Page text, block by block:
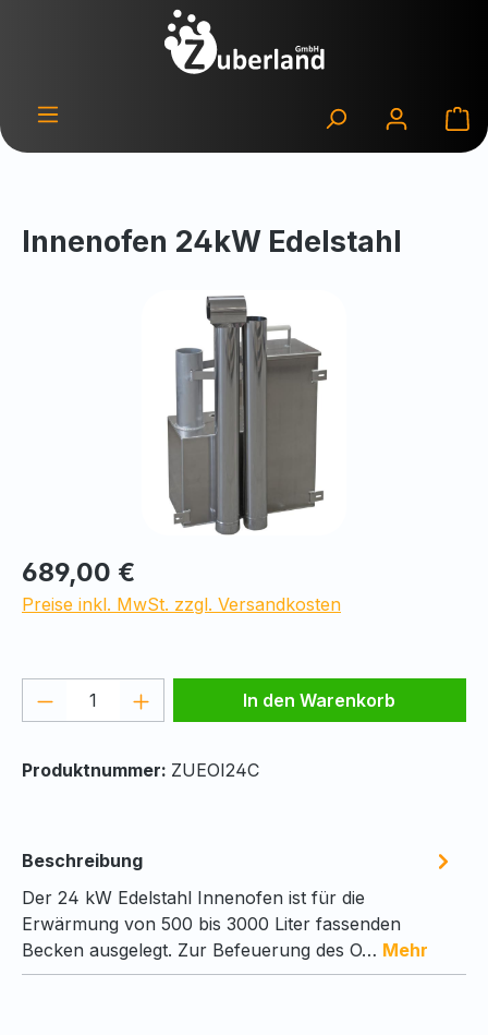
Zum Hauptinhalt springen
Innenofen 24kW Edelstahl
Bildergalerie überspringen
Regulärer Preis:
689,00 €
Preise inkl. MwSt. zzgl. Versandkosten
Produkt Anzahl: Gib denIn den Warenkorb
Produktnummer: ZUEOI24C
Beschreibung
Der 24 kW Edelstahl Innenofen ist für die
Erwärmung von 500 bis 3000 Liter fassenden
Becken ausgelegt. Zur Befeuerung des O… Mehr